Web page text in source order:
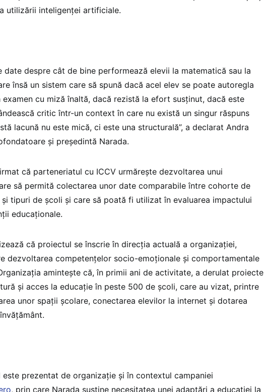
utilizării inteligenței artificiale.
date despre cât de bine performează elevii la matematică sau la
însă un sistem care să spună dacă acel elev se poate autoregla
examen cu miză înaltă, dacă rezistă la efort susținut, dacă este
critic într-un context în care nu există un singur răspuns
lacună nu este mică, ci este una structurală”, a declarat Andra
și președintă Narada.
că parteneriatul cu ICCV urmărește dezvoltarea unui
să permită colectarea unor date comparabile între cohorte de
și tipuri de școli și care să poată fi utilizat în evaluarea impactului
educaționale.
că proiectul se înscrie în direcția actuală a organizației,
dezvoltarea competențelor socio-emoționale și comportamentale
amintește că, în primii ani de activitate, a derulat proiecte
și acces la educație în peste 500 de școli, care au vizat, printre
unor spații școlare, conectarea elevilor la internet și dotarea
este prezentat de organizație și în contextul campaniei
, prin care Narada susține necesitatea unei adaptări a educației la